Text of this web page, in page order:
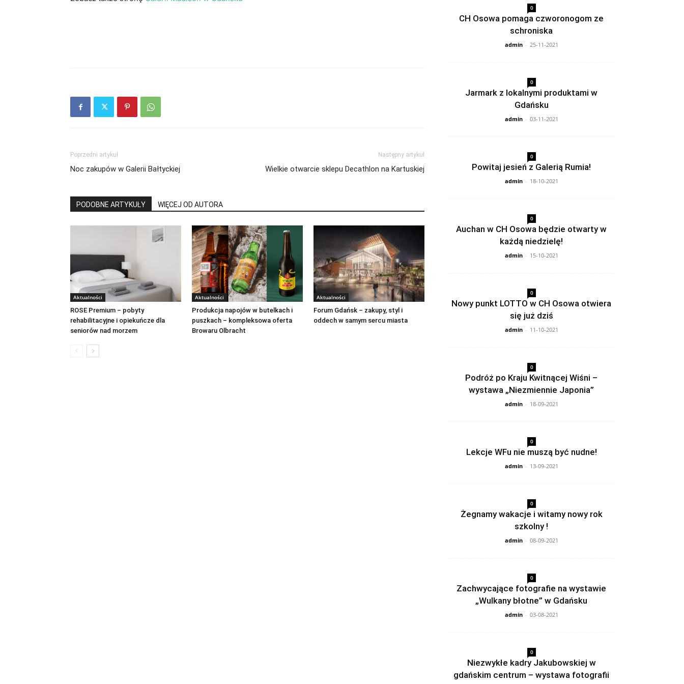
Poprzedni artykuł
Noc zakupów w Galerii Bałtyckiej
Następny artykuł
Wielkie otwarcie sklepu Decathlon na Kartuskiej
PODOBNE ARTYKUŁY WIĘCEJ OD AUTORA
Aktualności
ROSE Premium – pobyty
rehabilitacyjne i opiekuńcze dla
seniorów nad morzem
Aktualności
Produkcja napojów w butelkach i
puszkach – kompleksowa oferta
Browaru Olbracht
Aktualności
Forum Gdańsk – zakupy, styl i
oddech w samym sercu miasta
0
CH Osowa pomaga czworonogom ze
schroniska
admin - 25-11-2021
0
Jarmark z lokalnymi produktami w
Gdańsku
admin - 03-11-2021
0
Powitaj jesień z Galerią Rumia!
admin - 18-10-2021
0
Auchan w CH Osowa będzie otwarty w
każdą niedzielę!
admin - 15-10-2021
0
Nowy punkt LOTTO w CH Osowa otwiera
się już dziś
admin - 11-10-2021
0
Podróż po Kraju Kwitnącej Wiśni –
wystawa „Niezmiennie Japonia”
admin - 18-09-2021
0
Lekcje WFu nie muszą być nudne!
admin - 13-09-2021
0
Żegnamy wakacje i witamy nowy rok
szkolny !
admin - 08-09-2021
0
Zachwycające fotografie na wystawie
„Wulkany błotne” w Gdańsku
admin - 03-08-2021
0
Niezwykłe kadry Jakubowskiej w
gdańskim centrum – wystawa fotografii